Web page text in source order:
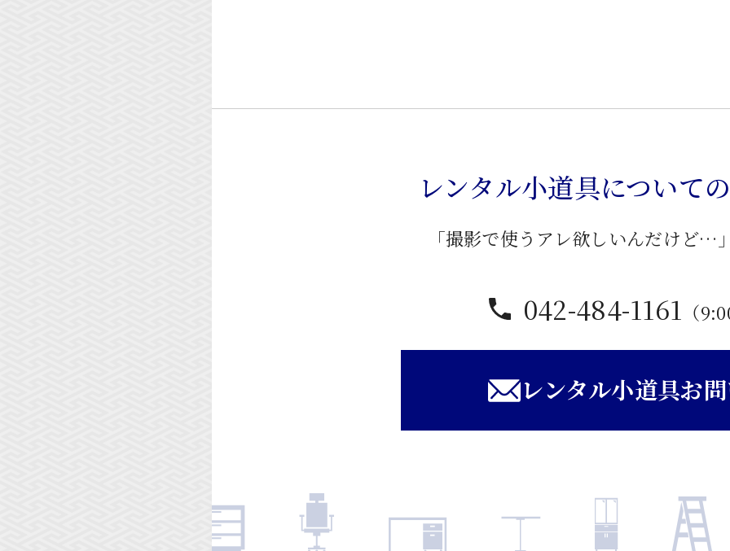
レンタル小道具について
「撮影で使うアレ欲しいんだけど…
042-484-1161 （
レンタル小道具お